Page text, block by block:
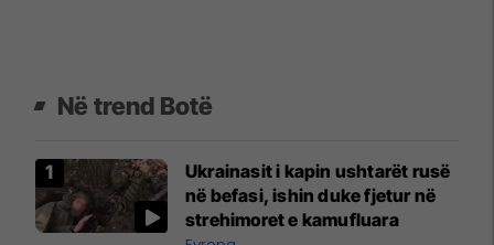
Në trend Botë
Ukrainasit i kapin ushtarët rusë
në befasi, ishin duke fjetur në
strehimoret e kamufluara